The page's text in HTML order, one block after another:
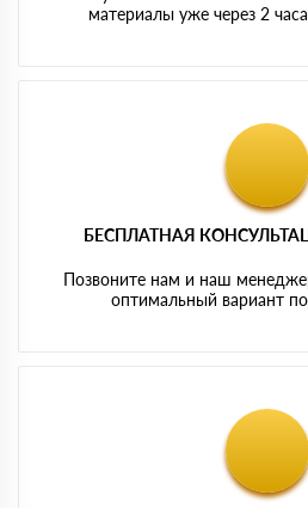
материалы уже через 2
БЕСПЛАТНАЯ
Позвоните нам и наш
оптимальный вариант